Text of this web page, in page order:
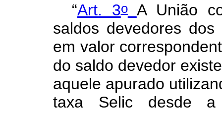
“Art. 3o
A União
saldos devedores
em valor
do saldo devedor
aquele apurado
taxa Selic desde a